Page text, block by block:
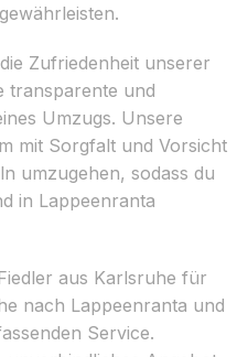
Zufriedenheit unserer
transparente und
Umzugs. Unsere
mit Sorgfalt und Vorsicht
umzugehen, sodass du
in Lappeenranta
aus Karlsruhe für
nach Lappeenranta und
Service.